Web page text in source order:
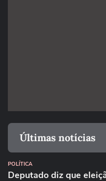
Últimas notícias
POLÍTICA
Deputado diz que